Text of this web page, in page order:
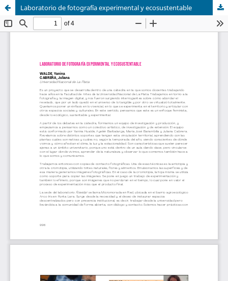
Laboratorio de fotografía experimental y ecosustentable